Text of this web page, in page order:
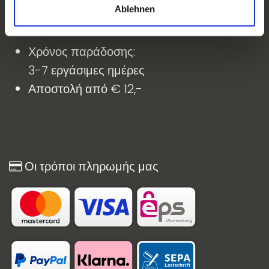
Ablehnen
​ Τα πλεονεκτήματα μας
Χρόνος παράδοσης:
3-7 εργάσιμες ημέρες
Αποστολή από € 12,-
Οι τρόποι πληρωμής μας